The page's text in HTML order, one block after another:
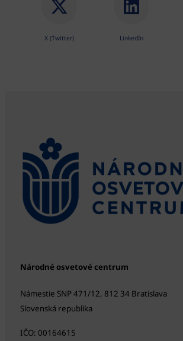
X (Twitter) LinkedIn
Národné osvetové centrum
Námestie SNP 471/12, 812 34 Bratislava
Slovenská republika
IČO: 00164615